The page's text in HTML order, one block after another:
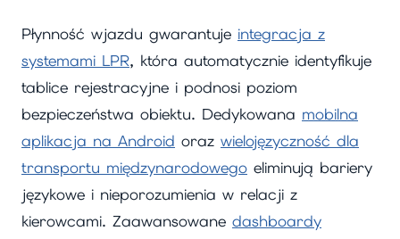
Płynność wjazdu gwarantuje integracja z
systemami LPR, która automatycznie identyfikuje
tablice rejestracyjne i podnosi poziom
bezpieczeństwa obiektu. Dedykowana mobilna
aplikacja na Android oraz wielojęzyczność dla
transportu międzynarodowego eliminują bariery
językowe i nieporozumienia w relacji z
kierowcami. Zaawansowane dashboardy